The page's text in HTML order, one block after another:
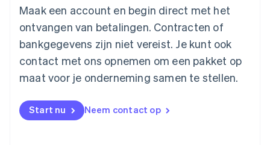
Maak een account en begin direct met het
ontvangen van betalingen. Contracten of
bankgegevens zijn niet vereist. Je kunt ook
contact met ons opnemen om een pakket op
maat voor je onderneming samen te stellen.
Start nu Neem contact op
English
Malta
English
Mexico
Nederland
NederlandsEnglish
English
Noorwegen